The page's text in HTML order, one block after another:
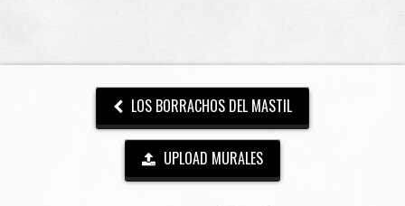
LOS BORRACHOS DEL MASTIL
UPLOAD MURALES